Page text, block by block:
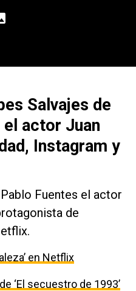
Salvajes de
actor Juan
Instagram y
Fuentes el actor
de
en Netflix
‘El secuestro de 1993’